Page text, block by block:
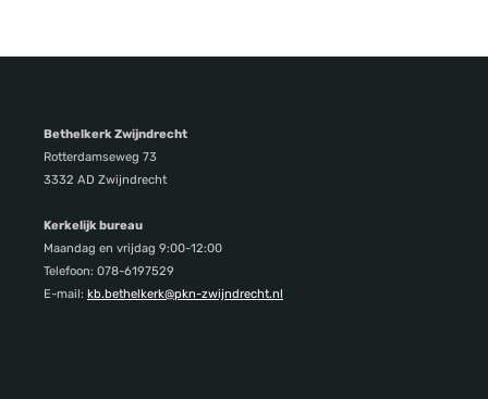
Bethelkerk Zwijndrecht
Rotterdamseweg 73
3332 AD Zwijndrecht
Kerkelijk bureau
Maandag en vrijdag 9:00-12:00
Telefoon: 078-6197529
E-mail: kb.bethelkerk@pkn-zwijndrecht.nl